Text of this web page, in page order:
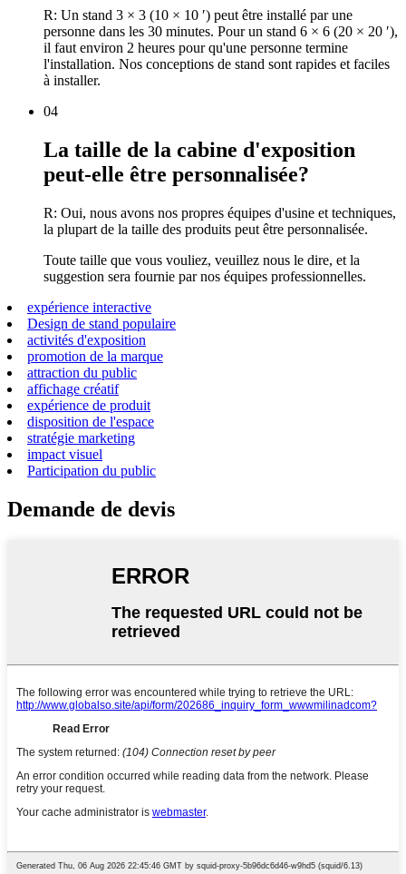
R: Un stand 3 × 3 (10 × 10 ′) peut être installé par une
personne dans les 30 minutes. Pour un stand 6 × 6 (20 × 20 ′),
il faut environ 2 heures pour qu'une personne termine
l'installation. Nos conceptions de stand sont rapides et faciles
à installer.
04
La taille de la cabine d'exposition
peut-elle être personnalisée?
R: Oui, nous avons nos propres équipes d'usine et techniques,
la plupart de la taille des produits peut être personnalisée.
Toute taille que vous vouliez, veuillez nous le dire, et la
suggestion sera fournie par nos équipes professionnelles.
expérience interactive
Design de stand populaire
activités d'exposition
promotion de la marque
attraction du public
affichage créatif
expérience de produit
disposition de l'espace
stratégie marketing
impact visuel
Participation du public
Demande de devis